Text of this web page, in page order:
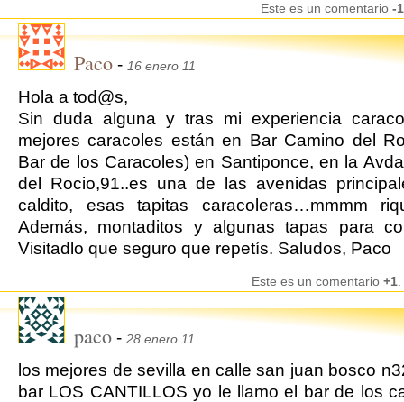
Este es un comentario -1
Paco - 16 enero 11
Hola a tod@s,
Sin duda alguna y tras mi experiencia
mejores caracoles están en Bar Camino del
Bar de los Caracoles) en Santiponce, en la
del Rocio,91..es una de las avenidas
caldito, esas tapitas caracoleras…mmmm
Además, montaditos y algunas tapas para
Visitadlo que seguro que repetís. Saludos, Paco
Este es un comentario +1
paco - 28 enero 11
los mejores de sevilla en calle san juan bosco
bar LOS CANTILLOS yo le llamo el bar de los